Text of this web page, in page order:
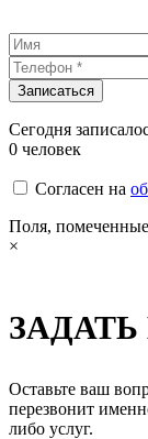
Сегодня
0 человек
Согласен на
Поля,
×
Оставьте ваш
перезвонит
либо услуг.